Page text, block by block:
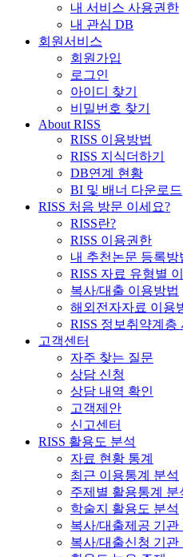
내 서비스 사용권한
내 관심 DB
회원서비스
회원가입
로그인
아이디 찾기
비밀번호 찾기
About RISS
RISS 이용방법
RISS 지식더하기
DB연계 현황
BI 및 배너 다운로드
RISS 처음 방문 이세요?
RISS란?
RISS 이용권한
내 추천논문 등록방
RISS 자료 유형별
복사/대출 이용방법
해외전자자료 이용
RISS 정보취약계층
고객센터
자주 찾는 질문
상담 신청
상담 내역 확인
고객제안
신고센터
RISS 활용도 분석
자료 현황 통계
최근 이용통계 분석
주제별 활용통계 분
학술지 활용도 분석
복사/대출제공 기관
복사/대출신청 기관